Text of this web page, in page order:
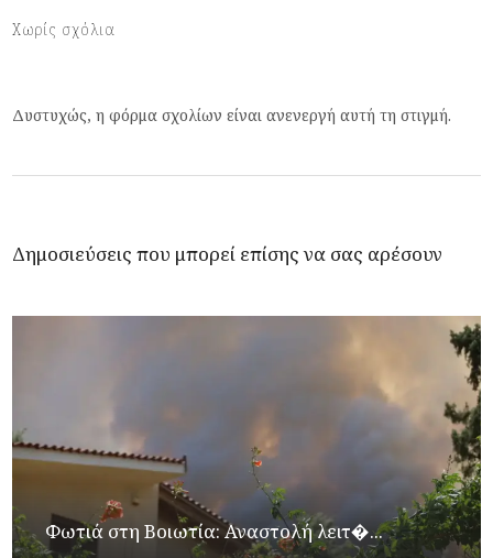
Χωρίς σχόλια
Δυστυχώς, η φόρμα σχολίων είναι ανενεργή αυτή τη στιγμή.
Δημοσιεύσεις που μπορεί επίσης να σας αρέσουν
Φωτιά στη Βοιωτία: Αναστολή λειτ�...